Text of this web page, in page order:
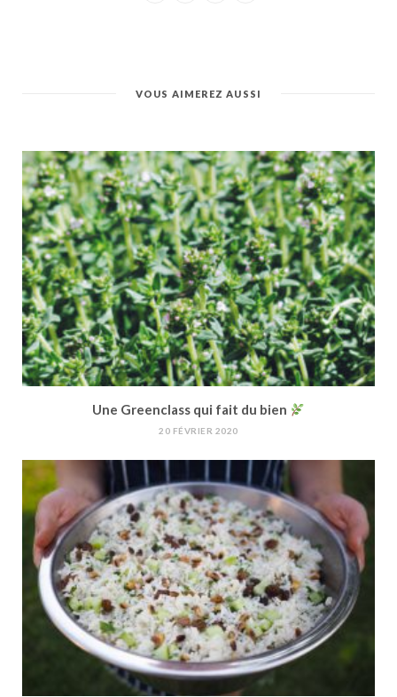
VOUS AIMEREZ AUSSI
Une Greenclass qui fait du bien
20 FÉVRIER 2020